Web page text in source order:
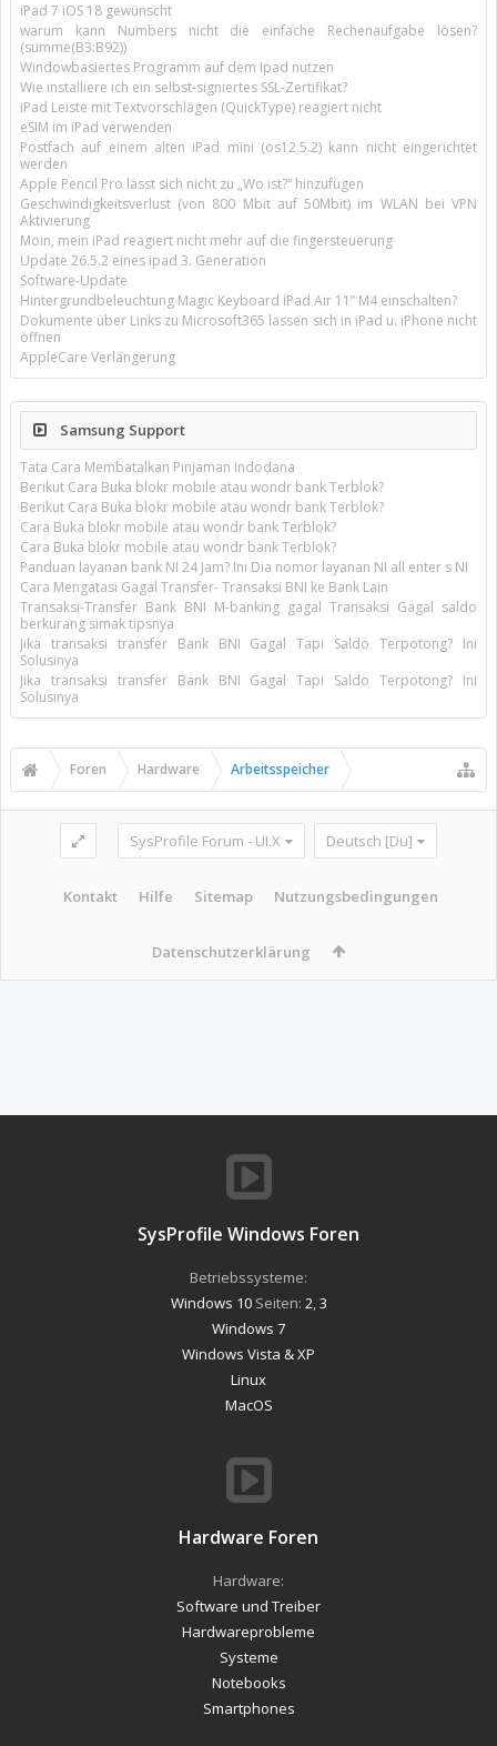
iPad 7 iOS 18 gewünscht
warum kann Numbers nicht die einfache Rechenaufgabe lösen?
(summe(B3:B92))
Windowbasiertes Programm auf dem Ipad nutzen
Wie installiere ich ein selbst-signiertes SSL-Zertifikat?
iPad Leiste mit Textvorschlägen (QuickType) reagiert nicht
eSIM im iPad verwenden
Postfach auf einem alten iPad mini (os12.5.2) kann nicht eingerichtet
werden
Apple Pencil Pro lässt sich nicht zu „Wo ist?“ hinzufügen
Geschwindigkeitsverlust (von 800 Mbit auf 50Mbit) im WLAN bei VPN
Aktivierung
Moin, mein iPad reagiert nicht mehr auf die fingersteuerung
Update 26.5.2 eines ipad 3. Generation
Software-Update
Hintergrundbeleuchtung Magic Keyboard iPad Air 11’’ M4 einschalten?
Dokumente über Links zu Microsoft365 lassen sich in iPad u. iPhone nicht
öffnen
AppleCare Verlängerung
Samsung Support
Tata Cara Membatalkan Pinjaman Indodana
Berikut Cara Buka blokr mobile atau wondr bank Terblok?
Berikut Cara Buka blokr mobile atau wondr bank Terblok?
Cara Buka blokr mobile atau wondr bank Terblok?
Cara Buka blokr mobile atau wondr bank Terblok?
Panduan layanan bank NI 24 Jam? Ini Dia nomor layanan NI all enter s NI
Cara Mengatasi Gagal Transfer- Transaksi BNI ke Bank Lain
Transaksi-Transfer Bank BNI M-banking gagal Transaksi Gagal saldo
berkurang simak tipsnya
Jika transaksi transfer Bank BNI Gagal Tapi Saldo Terpotong? Ini
Solusinya
Jika transaksi transfer Bank BNI Gagal Tapi Saldo Terpotong? Ini
Solusinya
Foren Hardware Arbeitsspeicher
SysProfile Forum - UI.X Deutsch [Du]
Kontakt Hilfe Sitemap Nutzungsbedingungen
Datenschutzerklärung
SysProfile Windows Foren
Betriebssysteme:
Windows 10Seiten: 2,3
Windows 7
Windows Vista & XP
Linux
MacOS
Hardware Foren
Hardware:
Software und Treiber
Hardwareprobleme
Systeme
Notebooks
Smartphones